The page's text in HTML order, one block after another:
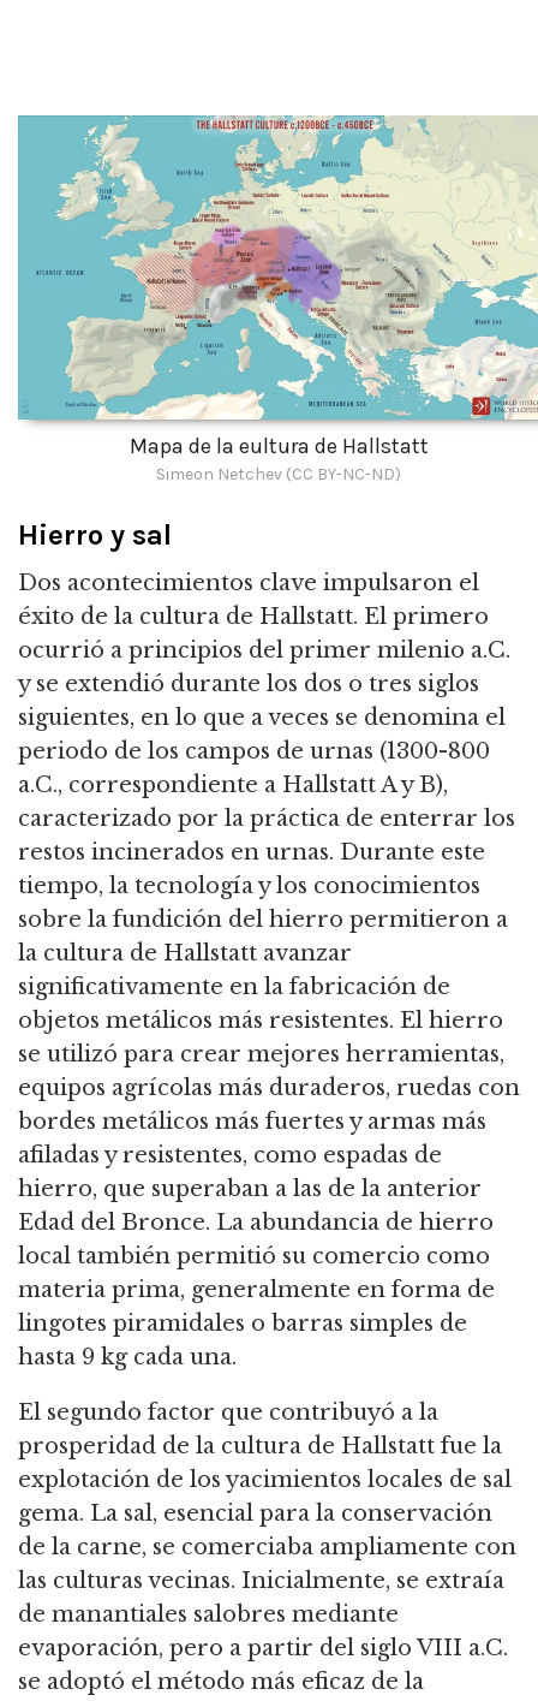
Mapa de la eultura de Hallstatt
Simeon Netchev (CC BY-NC-ND)
Hierro y sal
Dos acontecimientos clave impulsaron el
éxito de la cultura de Hallstatt. El primero
ocurrió a principios del primer milenio a.C.
y se extendió durante los dos o tres siglos
siguientes, en lo que a veces se denomina el
periodo de los campos de urnas (1300-800
a.C., correspondiente a Hallstatt A y B),
caracterizado por la práctica de enterrar los
restos incinerados en urnas. Durante este
tiempo, la tecnología y los conocimientos
sobre la fundición del hierro permitieron a
la cultura de Hallstatt avanzar
significativamente en la fabricación de
objetos metálicos más resistentes. El hierro
se utilizó para crear mejores herramientas,
equipos agrícolas más duraderos, ruedas con
bordes metálicos más fuertes y armas más
afiladas y resistentes, como espadas de
hierro, que superaban a las de la anterior
Edad del Bronce. La abundancia de hierro
local también permitió su comercio como
materia prima, generalmente en forma de
lingotes piramidales o barras simples de
hasta 9 kg cada una.
El segundo factor que contribuyó a la
prosperidad de la cultura de Hallstatt fue la
explotación de los yacimientos locales de sal
gema. La sal, esencial para la conservación
de la carne, se comerciaba ampliamente con
las culturas vecinas. Inicialmente, se extraía
de manantiales salobres mediante
evaporación, pero a partir del siglo VIII a.C.
se adoptó el método más eficaz de la